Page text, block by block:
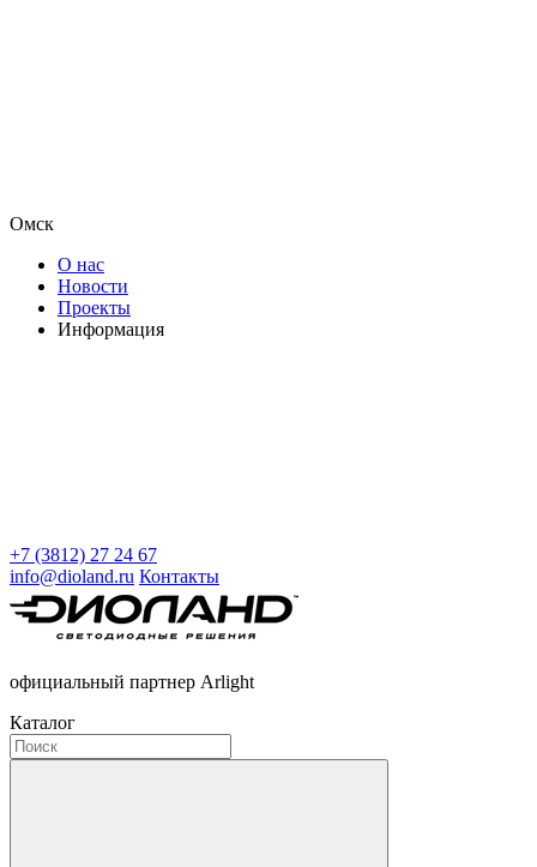
Омск
О нас
Новости
Проекты
Информация
+7 (3812) 27 24 67
info@dioland.ru Контакты
официальный партнер Arlight
Каталог